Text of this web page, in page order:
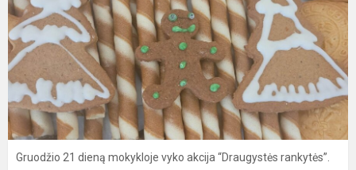
Gruodžio 21 dieną mokykloje vyko akcija “Draugystės rankytės”.